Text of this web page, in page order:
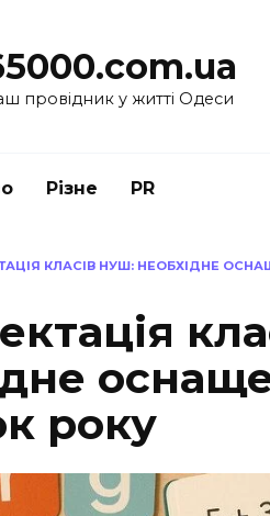
провідник у житті Одеси
Різне PR
КЛАСІВ НУШ: НЕОБХІДНЕ
року